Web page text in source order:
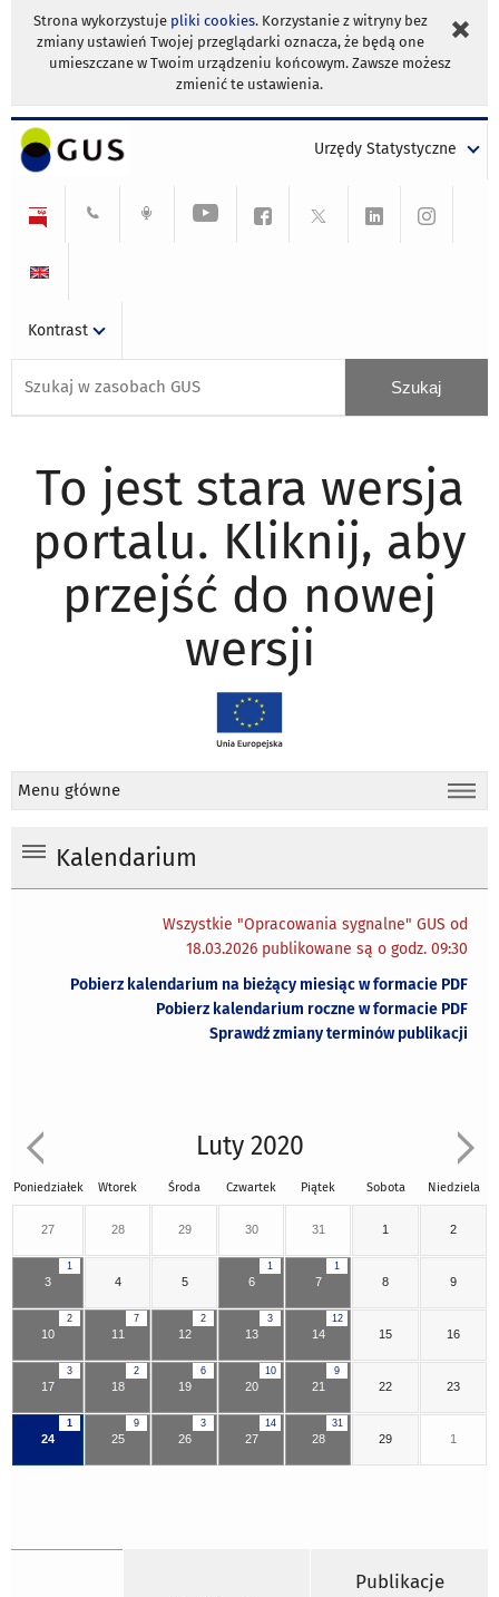
Strona wykorzystuje pliki cookies. Korzystanie z witryny bez
zmiany ustawień Twojej przeglądarki oznacza, że będą one
umieszczane w Twoim urządzeniu końcowym. Zawsze możesz
zmienić te ustawienia.
Urzędy Statystyczne
Kontrast
To jest stara wersja
portalu. Kliknij, aby
przejść do nowej
wersji
Menu główne
Kalendarium
Wszystkie "Opracowania sygnalne" GUS od
18.03.2026 publikowane są o godz. 09:30
Pobierz kalendarium na bieżący miesiąc w formacie PDF
Pobierz kalendarium roczne w formacie PDF
Sprawdź zmiany terminów publikacji
Luty 2020
Poniedziałek Wtorek Środa Czwartek Piątek Sobota Niedziela
27 28 29 30 31 1 2
1
3 4 5
1
6
1
7 8 9
2
10
7
11
2
12
3
13
12
14 15 16
3
17
2
18
6
19
10
20
9
21 22 23
1
24
9
25
3
26
14
27
31
28 29 1
Publikacje